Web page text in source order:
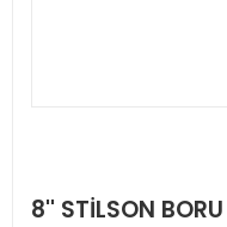
8'' STİLSON